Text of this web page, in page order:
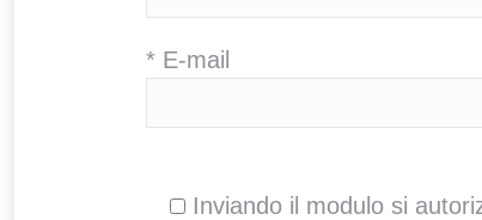
* E-mail
Inviando il modulo si